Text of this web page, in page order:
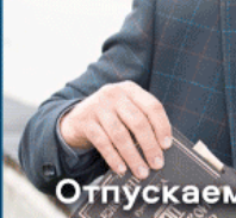
вчера в 17:31
Общество
Курсанты из
Красной